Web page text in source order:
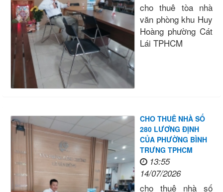
cho thuê tòa nhà
văn phòng khu Huy
Hoàng phường Cát
Lái TPHCM
CHO THUÊ NHÀ SỐ
280 LƯƠNG ĐỊNH
CỦA PHƯỜNG BÌNH
TRƯNG TPHCM
13:55
14/07/2026
cho thuê nhà số